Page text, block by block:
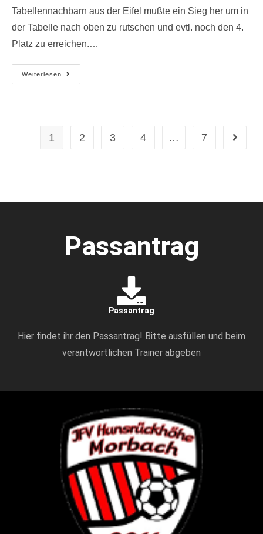
Tabellennachbarn aus der Eifel mußte ein Sieg her um in
der Tabelle nach oben zu rutschen und evtl. noch den 4.
Platz zu erreichen.…
Weiterlesen
1 2 3 4 … 7
Passantrag
Passantrag
Hier findet ihr den Passantrag! Bitte ausfüllen und beim
verantwortlichen Trainer abgeben